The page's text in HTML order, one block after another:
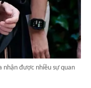
nhận được nhiều sự quan